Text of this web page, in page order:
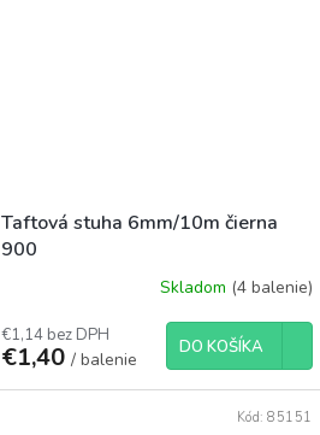
Taftová stuha 6mm/10m čierna
900
Skladom (4 balenie)
€1,14 bez DPH
€1,40/ balenie
DO KOŠÍKA
Kód:85151